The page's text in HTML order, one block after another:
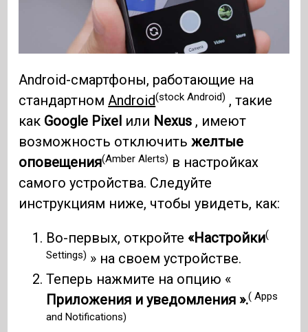
Android-смартфоны, работающие на
стандартномAndroid(stock Android) , такие
как Google Pixel или Nexus , имеют
возможность отключитьжелтые
оповещения(Amber Alerts) в настройках
самого устройства. Следуйте
инструкциям ниже, чтобы увидеть, как:
Во-первых, откройте «Настройки(
Settings) » на своем устройстве.
Теперь нажмите на опцию «
Приложения и уведомления ».( Apps
and Notifications)